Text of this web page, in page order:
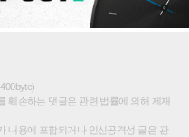
훼손하는 댓글은 관련 법률에 의해 제재
내용에 포함되거나 인신공격성 글은 관